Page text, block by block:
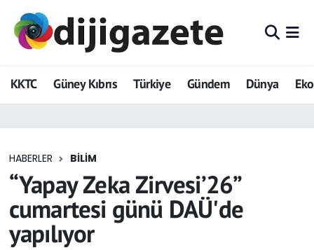
KKTC Güney Kıbrıs Türkiye Gündem Dünya
HABERLER BILIM
“Yapay Zeka Zirvesi’26”
cumartesi günü DAÜ'de
yapılıyor
ADVERTORIAL
Dijigazete
Eğitim
Ekonomi
Foto Galeri
Hava Durumu
Trafik Durumu
Tüm Manşetler
Son Dakika Haberleri
Haber Arşivi